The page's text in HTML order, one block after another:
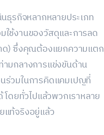
ธุรกิจหลากหลายประเภท
ช้งานของวัสดุและการลด
ด) ซึ่งคุณต้องแยกความแตก
มกลางการแข่งขันด้าน
ร่วมในการคิดแคมเปญที่
ดยทั่วไปแล้วพวกเราหลาย
แท้จริงอยู่แล้ว